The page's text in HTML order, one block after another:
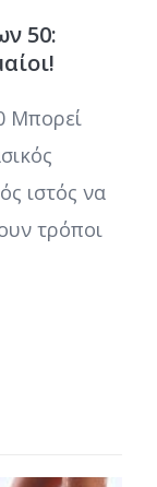
50:
Μπορεί
ιστός να
τρόποι